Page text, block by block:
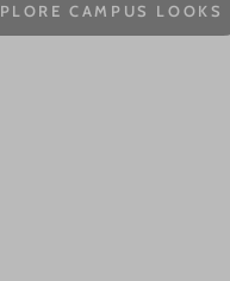
CAMPUS LOOKS